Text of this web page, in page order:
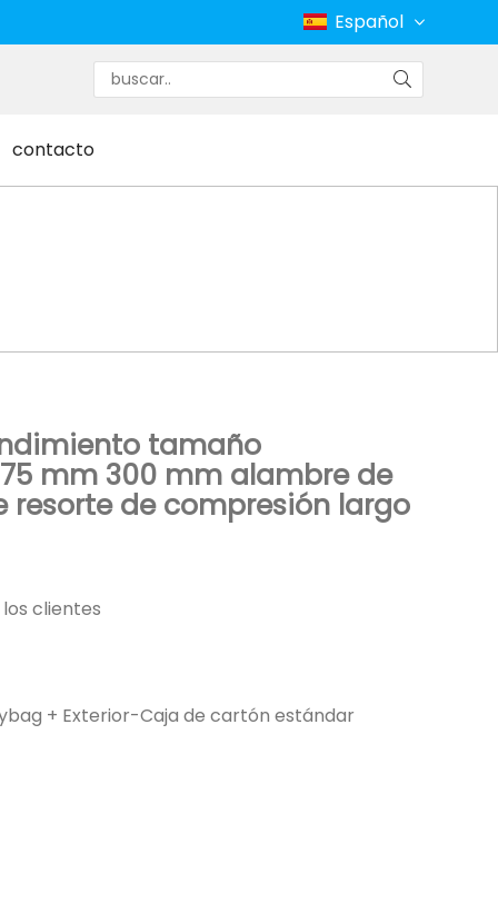
Español
contacto
tamaño
mm 300 mm alambre de
de compresión largo
clientes
+ Exterior-Caja de cartón estándar